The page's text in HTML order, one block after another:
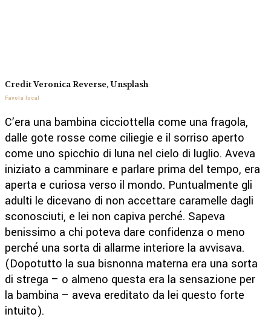
Credit Veronica Reverse, Unsplash
Favola local
C’era una bambina cicciottella come una fragola,
dalle gote rosse come ciliegie e il sorriso aperto
come uno spicchio di luna nel cielo di luglio. Aveva
iniziato a camminare e parlare prima del tempo, era
aperta e curiosa verso il mondo. Puntualmente gli
adulti le dicevano di non accettare caramelle dagli
sconosciuti, e lei non capiva perché. Sapeva
benissimo a chi poteva dare confidenza o meno
perché una sorta di allarme interiore la avvisava.
(Dopotutto la sua bisnonna materna era una sorta
di strega – o almeno questa era la sensazione per
la bambina – aveva ereditato da lei questo forte
intuito).